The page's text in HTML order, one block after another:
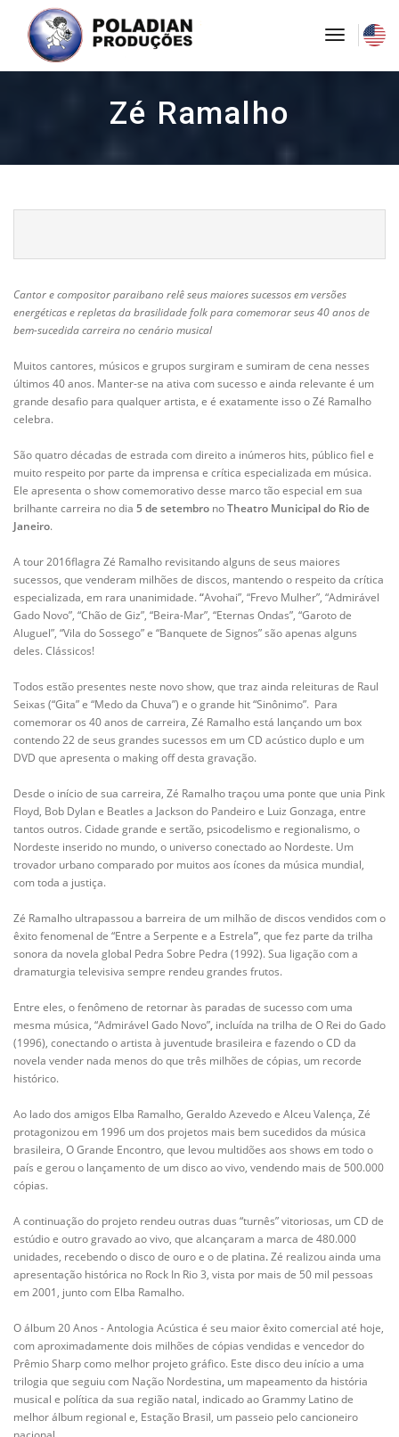
toggle
Zé Ramalho
Cantor e compositor paraibano relê seus maiores sucessos em versões
energéticas e repletas da brasilidade folk para comemorar seus 40 anos de
bem-sucedida carreira no cenário musical
Muitos cantores, músicos e grupos surgiram e sumiram de cena nesses
últimos 40 anos. Manter-se na ativa com sucesso e ainda relevante é um
grande desafio para qualquer artista, e é exatamente isso o Zé Ramalho
celebra.
São quatro décadas de estrada com direito a inúmeros hits, público fiel e
muito respeito por parte da imprensa e crítica especializada em música.
Ele apresenta o show comemorativo desse marco tão especial em sua
brilhante carreira no dia 5 de setembro noTheatro Municipal do Rio de
Janeiro.
A tour 2016flagra Zé Ramalho revisitando alguns de seus maiores
sucessos, que venderam milhões de discos, mantendo o respeito da crítica
especializada, em rara unanimidade.“Avohai”, “Frevo Mulher”, “Admirável
Gado Novo”, “Chão de Giz”, “Beira-Mar”, “Eternas Ondas”, “Garoto de
Aluguel”, “Vila do Sossego” e “Banquete de Signos” são apenas alguns
deles. Clássicos!
Todos estão presentes neste novo show, que traz ainda releituras de Raul
Seixas (“Gita” e “Medo da Chuva”) e o grande hit “Sinônimo”. Para
comemorar os 40 anos de carreira, Zé Ramalho está lançando um box
contendo 22 de seus grandes sucessos em um CD acústico duplo e um
DVD que apresenta o making off desta gravação.
Desde o início de sua carreira, Zé Ramalho traçou uma ponte que unia Pink
Floyd, Bob Dylan e Beatles a Jackson do Pandeiro e Luiz Gonzaga, entre
tantos outros. Cidade grande e sertão, psicodelismo e regionalismo, o
Nordeste inserido no mundo, o universo conectado ao Nordeste. Um
trovador urbano comparado por muitos aos ícones da música mundial,
com toda a justiça.
Zé Ramalho ultrapassou a barreira de um milhão de discos vendidos com o
êxito fenomenal de “Entre a Serpente e a Estrela”, que fez parte da trilha
sonora da novela global Pedra Sobre Pedra (1992). Sua ligação com a
dramaturgia televisiva sempre rendeu grandes frutos.
Entre eles, o fenômeno de retornar às paradas de sucesso com uma
mesma música, “Admirável Gado Novo”, incluída na trilha de O Rei do Gado
(1996), conectando o artista à juventude brasileira e fazendo o CD da
novela vender nada menos do que três milhões de cópias, um recorde
histórico.
Ao lado dos amigos Elba Ramalho, Geraldo Azevedo e Alceu Valença, Zé
protagonizou em 1996 um dos projetos mais bem sucedidos da música
brasileira, O Grande Encontro, que levou multidões aos shows em todo o
país e gerou o lançamento de um disco ao vivo, vendendo mais de 500.000
cópias.
A continuação do projeto rendeu outras duas “turnês” vitoriosas, um CD de
estúdio e outro gravado ao vivo, que alcançaram a marca de 480.000
unidades, recebendo o disco de ouro e o de platina.Zé realizou ainda uma
apresentação histórica no Rock In Rio 3, vista por mais de 50 mil pessoas
em 2001, junto com Elba Ramalho.
O álbum 20 Anos - Antologia Acústica é seu maior êxito comercial até hoje,
com aproximadamente dois milhões de cópias vendidas e vencedor do
Prêmio Sharp como melhor projeto gráfico. Este disco deu início a uma
trilogia que seguiu com Nação Nordestina, um mapeamento da história
musical e política da sua região natal, indicado ao Grammy Latino de
melhor álbum regional e, Estação Brasil, um passeio pelo cancioneiro